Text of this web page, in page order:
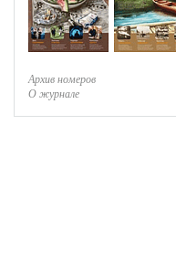
Архив номеров
О журнале